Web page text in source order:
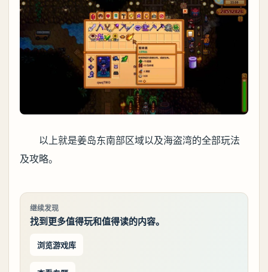
以上就是姜岛东南部区域以及海盗湾的全部玩法
及攻略。
继续发现
找到更多值得玩和值得读的内容。
浏览游戏库